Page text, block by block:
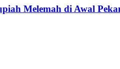
Melemah di Awal